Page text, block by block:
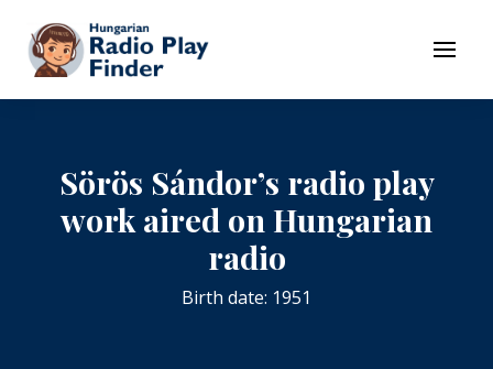
To contents
Menu
Sörös Sándor’s radio play
work aired on Hungarian
radio
Birth date: 1951